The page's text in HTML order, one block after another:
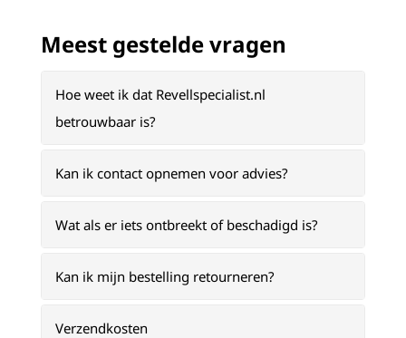
Meest gestelde vragen
Hoe weet ik dat Revellspecialist.nl
betrouwbaar is?
Kan ik contact opnemen voor advies?
Wat als er iets ontbreekt of beschadigd is?
Kan ik mijn bestelling retourneren?
Verzendkosten